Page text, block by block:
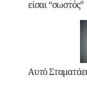
είσαι “σωστός”
Αυτό